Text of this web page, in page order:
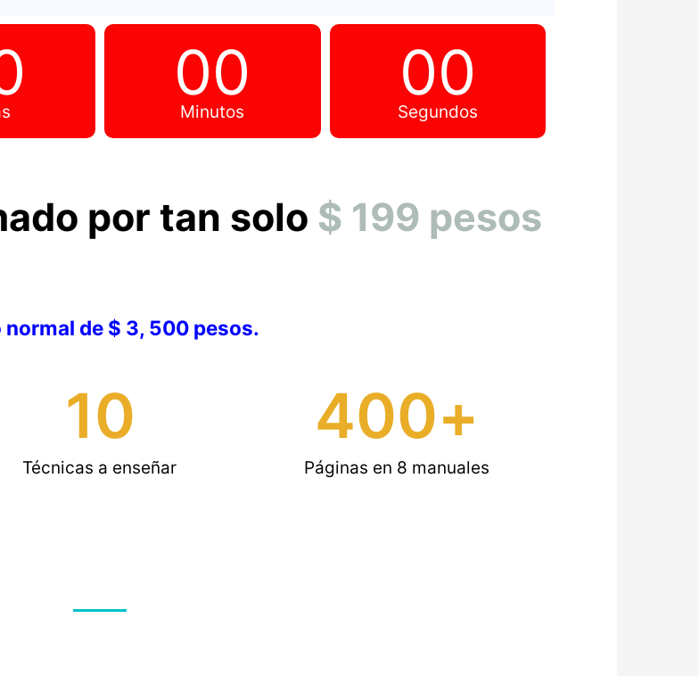
00
Minutos
00
Segundos
por tan solo $ 199 pesos
normal de $ 3, 500 pesos.
Técnicas a enseñar
10
Páginas en 8 manuales
400+